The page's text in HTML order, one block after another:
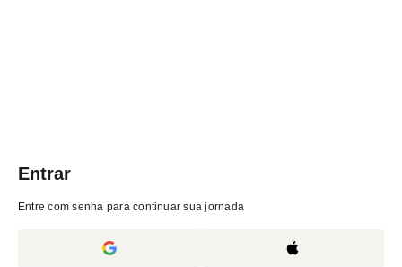
Entrar
Entre com senha para continuar sua jornada